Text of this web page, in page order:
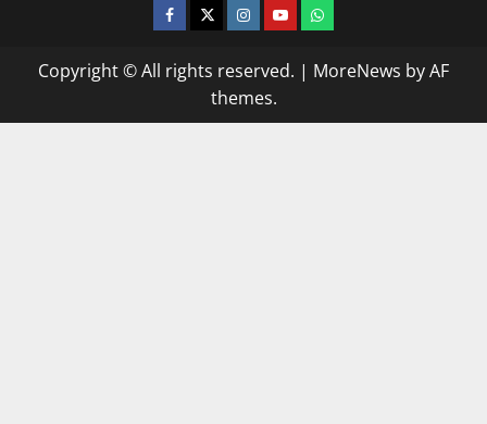
facebooktwitterinstagram.com
youtubewhatsapp
Copyright © All rights reserved. | MoreNews by AF
themes.